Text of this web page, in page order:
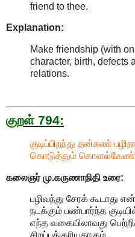
friend to thee.
Explanation:
Make friendship (with
character, birth, defects
relations.
குறள் 794:
குடிப்பிறந்து தன்கண்
கொடுத்தும்
கலைஞர் மு.கருணாநிதி உரை:
பழிவந்து சேரக் கூடாது
நடக்கும் பண்பார்ந்த
எந்த வகையிலாவது